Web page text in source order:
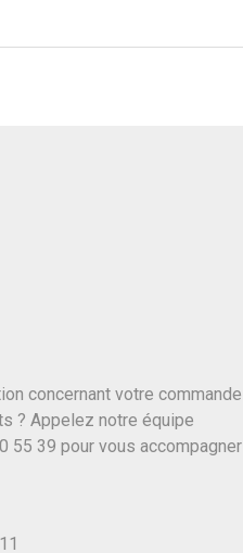
concernant votre commande
? Appelez notre équipe
55 39 pour vous accompagner